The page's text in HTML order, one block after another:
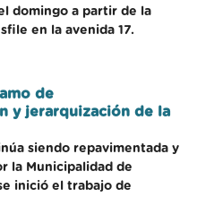
domingo a partir de la
en la avenida 17.
de
y jerarquización de la
siendo repavimentada y
la Municipalidad de
inició el trabajo de